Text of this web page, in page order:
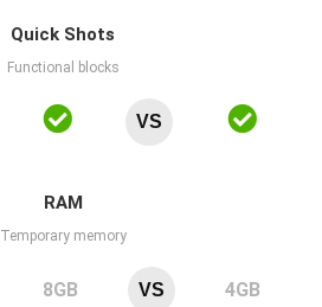
Quick Shots
Functional blocks
VS
RAM
Temporary memory
8GB VS 4GB